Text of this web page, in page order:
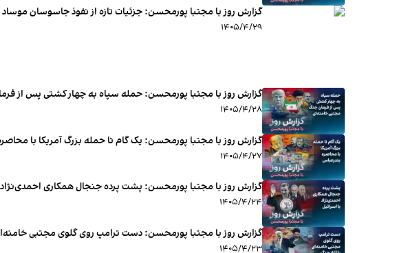
گزارش روز با مجتبا پورمحسن: جزئیات تازه از نفوذ جاسوسان
۱۴۰۵/۴/۲۹
گزارش روز با مجتبا پورمحسن: حمله سپاه به چهار کشتی پس از
۱۴۰۵/۴/۲۸
گزارش روز با مجتبا پورمحسن: یک گام تا حمله بزرگ آمریکا با
۱۴۰۵/۴/۲۷
گزارش روز با مجتبا پورمحسن: پشت پرده جنجال همکاری احمدی‌‌‌نژاد
۱۴۰۵/۴/۲۴
گزارش روز با مجتبا پورمحسن: دست ترامپ روی گلوی مجتبی
۱۴۰۵/۴/۲۳